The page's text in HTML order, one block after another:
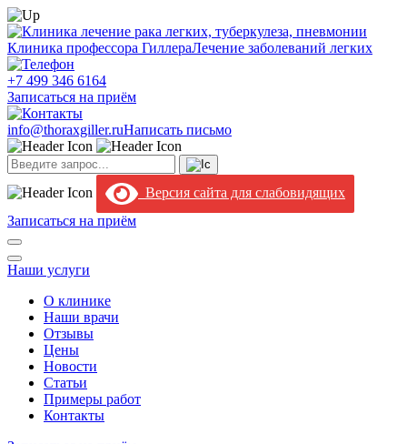
Клиника профессора ГиллераЛечение заболеваний легких
+7 499 346 6164
Записаться на приём
info@thoraxgiller.ruНаписать письмо
Версия сайта для слабовидящих
Записаться на приём
Наши услуги
О клинике
Наши врачи
Отзывы
Цены
Новости
Статьи
Примеры работ
Контакты